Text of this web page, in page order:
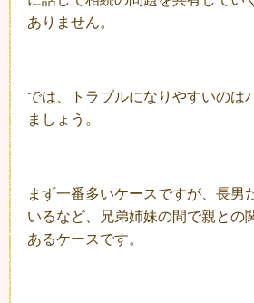
ありません。
では、トラブルになりやすいのは
ましょう。
まず一番多いケースですが、長男
いるなど、兄弟姉妹の間で親との
あるケースです。